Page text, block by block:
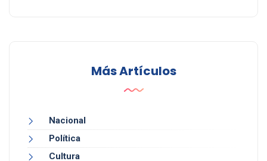
Más Artículos
Nacional
Política
Cultura